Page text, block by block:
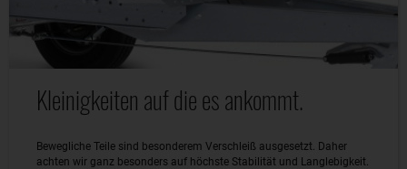
Kleinigkeiten auf die es ankommt.
Bewegliche Teile sind besonderem Verschleiß ausgesetzt. Daher
achten wir ganz besonders auf höchste Stabilität und Langlebigkeit.